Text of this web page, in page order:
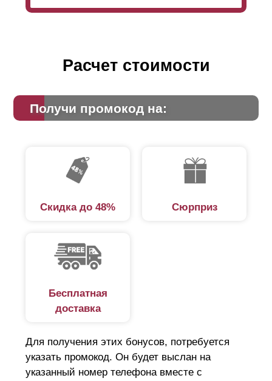
Расчет стоимости
Получи промокод на:
Скидка до 48% Сюрприз
Бесплатная
доставка
Для получения этих бонусов, потребуется
указать промокод. Он будет выслан на
указанный номер телефона вместе с